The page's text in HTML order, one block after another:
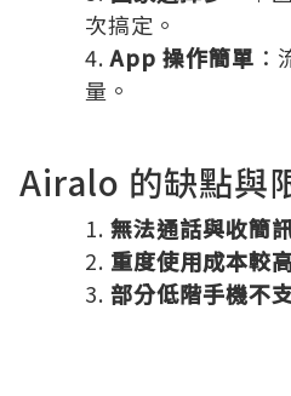
次搞定。
App 操作簡單
量。
Airalo 的缺點與
無法通話與收簡
重度使用成本較
部分低階手機不